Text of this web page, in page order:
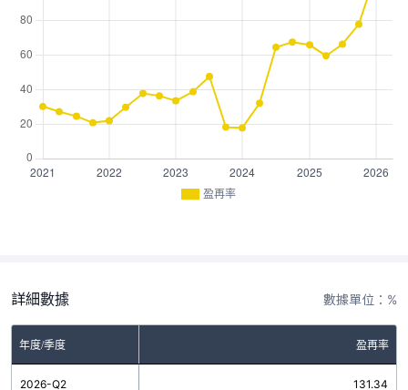
盈再率
詳細數據 數據單位：%
年度/季度 盈再率
2026-Q2 131.34